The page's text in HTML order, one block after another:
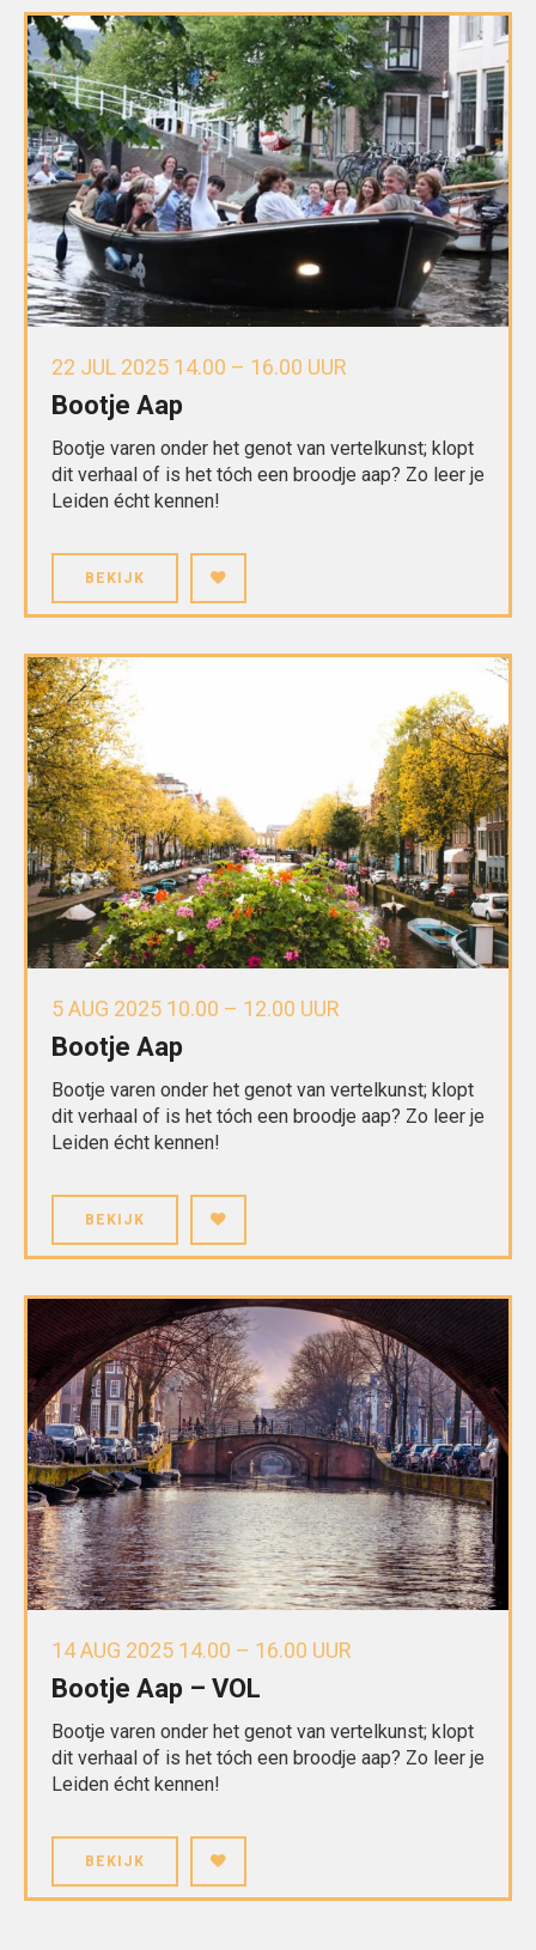
22 JUL 2025 14.00 – 16.00 UUR
Bootje Aap
Bootje varen onder het genot van vertelkunst; klopt
dit verhaal of is het tóch een broodje aap? Zo leer je
Leiden écht kennen!
BEKIJK
5 AUG 2025 10.00 – 12.00 UUR
Bootje Aap
Bootje varen onder het genot van vertelkunst; klopt
dit verhaal of is het tóch een broodje aap? Zo leer je
Leiden écht kennen!
BEKIJK
14 AUG 2025 14.00 – 16.00 UUR
Bootje Aap – VOL
Bootje varen onder het genot van vertelkunst; klopt
dit verhaal of is het tóch een broodje aap? Zo leer je
Leiden écht kennen!
BEKIJK